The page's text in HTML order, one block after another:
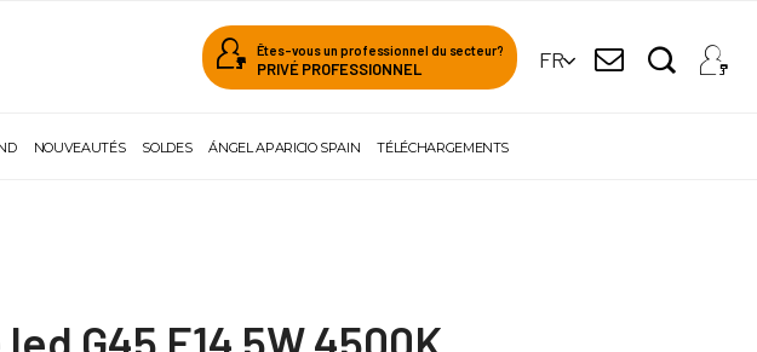
Êtes-vous un professionnel du secteur?
PRIVÉ PROFESSIONNEL FR
NOUVEAUTÉS SOLDES ÁNGEL APARICIO SPAIN TÉLÉCHARGEMENTS
G45 E14 5W 4500K